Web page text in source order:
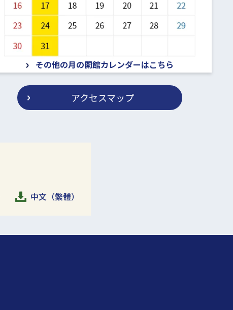
その他の月の開館カレンダーはこちら
アクセスマップ
中文（繁體）